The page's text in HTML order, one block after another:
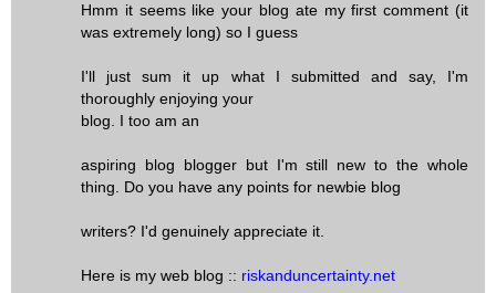
Hmm it seems like your blog ate my first comment (it
was extremely long) so I guess
I'll just sum it up what I submitted and say, I'm
thoroughly enjoying your
blog. I too am an
aspiring blog blogger but I'm still new to the whole
thing. Do you have any points for newbie blog
writers? I'd genuinely appreciate it.
Here is my web blog :: riskanduncertainty.net